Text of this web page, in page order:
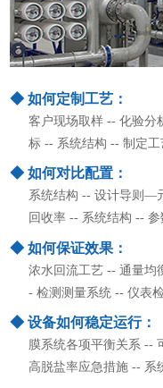
◆ 如何定制工艺：
客户现场取样 -- 化验分
标 -- 系统结构 -- 制定工
◆ 如何对比配置：
系统结构 -- 设计导则—
回收率 -- 系统结构 --
◆ 如何保证效果：
浓水回流工艺 -- 通量均
- 检测测量系统 -- 仪表
◆ 设备如何稳定运行：
膜系统各项平衡关系 --
高脱盐率应急措施 -- 系